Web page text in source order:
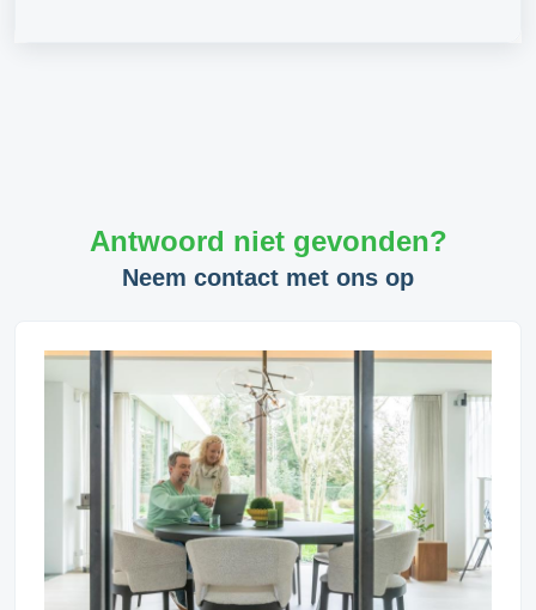
Antwoord niet gevonden?
Neem contact met ons op